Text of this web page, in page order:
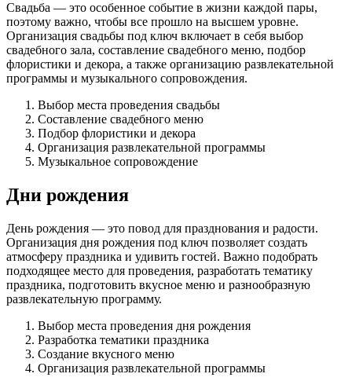
Свадьба — это особенное событие в жизни каждой пары,
поэтому важно, чтобы все прошло на высшем уровне.
Организация свадьбы под ключ включает в себя выбор
свадебного зала, составление свадебного меню, подбор
флористики и декора, а также организацию развлекательной
программы и музыкального сопровождения.
Выбор места проведения свадьбы
Составление свадебного меню
Подбор флористики и декора
Организация развлекательной программы
Музыкальное сопровождение
Дни рождения
День рождения — это повод для празднования и радости.
Организация дня рождения под ключ позволяет создать
атмосферу праздника и удивить гостей. Важно подобрать
подходящее место для проведения, разработать тематику
праздника, подготовить вкусное меню и разнообразную
развлекательную программу.
Выбор места проведения дня рождения
Разработка тематики праздника
Создание вкусного меню
Организация развлекательной программы